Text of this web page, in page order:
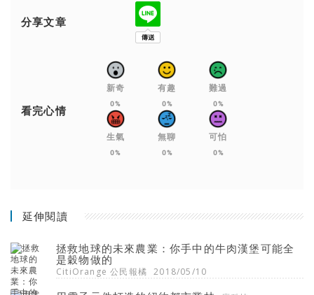
分享文章
看完心情
新奇
0%
有趣
0%
難過
0%
生氣
0%
無聊
0%
可怕
0%
延伸閱讀
拯救地球的未來農業：你手中的牛肉漢堡可能全
是穀物做的
CitiOrange 公民報橘 2018/05/10